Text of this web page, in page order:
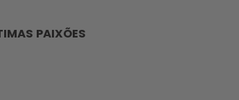
PAIXÕES